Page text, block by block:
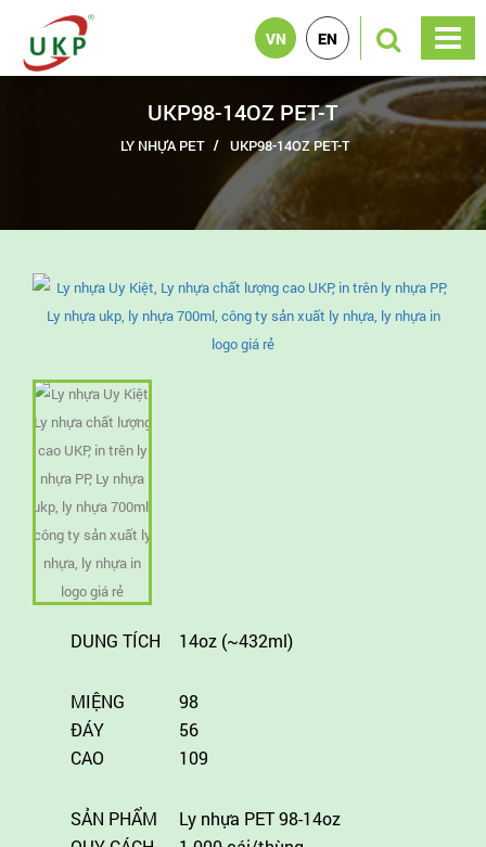
VN EN
UKP98-14OZ PET-T
LY NHỰA PET UKP98-14OZ PET-T
DUNG TÍCH 14oz (~432ml)
MIỆNG
98
ĐÁY
56
CAO
109
SẢN PHẨM
Ly nhựa PET 98-14oz